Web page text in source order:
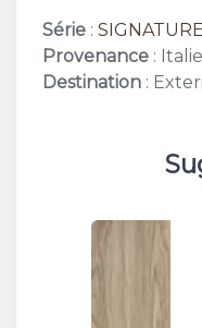
Série : SIGNATURE
Provenance : Italie
Destination :